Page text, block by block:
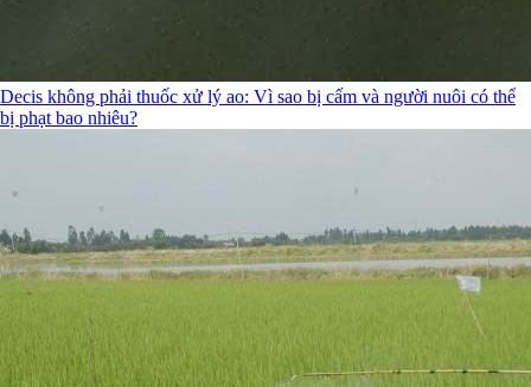
Decis không phải thuốc xử lý ao: Vì sao bị cấm và người nuôi có thể
bị phạt bao nhiêu?